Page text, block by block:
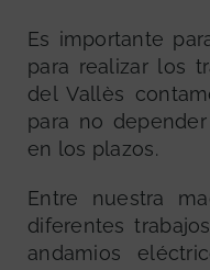
Es importante
para realizar los
del Vallès
para no
en los plazos.
Entre nuestra
diferentes
andamios